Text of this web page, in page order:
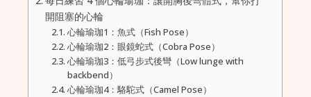
開阻塞的心輪
心輪瑜珈1：魚式（Fish Pose）
心輪瑜珈2：眼鏡蛇式（Cobra Pose）
心輪瑜珈3：低弓步式後彎（Low lunge with
backbend）
心輪瑜珈4：駱駝式（Camel Pose）